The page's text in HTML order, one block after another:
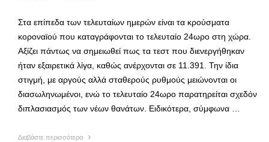
Στα επίπεδα των τελευταίων ημερών είναι τα κρούσματα
κοροναϊού που καταγράφονται το τελευταίο 24ωρο στη χώρα.
Αξίζει πάντως να σημειωθεί πως τα τεστ που διενεργήθηκαν
ήταν εξαιρετικά λίγα, καθώς ανέρχονται σε 11.391. Την ίδια
στιγμή, με αργούς αλλά σταθερούς ρυθμούς μειώνονται οι
διασωληνωμένοι, ενώ το τελευταίο 24ωρο παρατηρείται σχεδόν
διπλασιασμός των νέων θανάτων. Ειδικότερα, σύμφωνα …
Διαβάστε περισσότερα